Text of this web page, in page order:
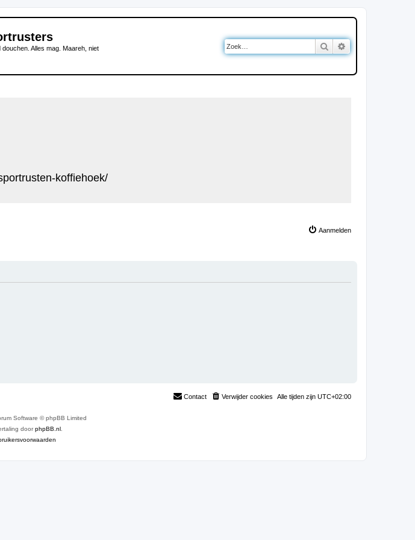
Alles mag. Maareh, niet
Zoek
koffiehoek/
Aanmelden
Alle tijden zijn UTC+02:00
Verwijder cookies
Contact
Software © phpBB Limited
doorphpBB.nl